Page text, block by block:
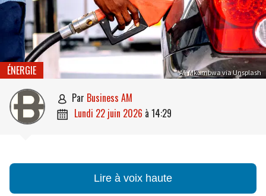
Ali Mkumbwa via Unsplash
ÉNERGIE
 par Business AM
 lundi 22 juin 2026 à 14:29
Lire à voix haute